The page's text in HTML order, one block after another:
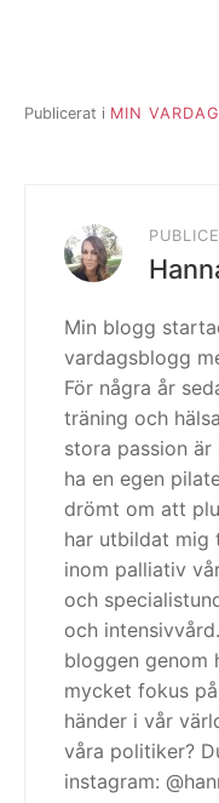
Publicerat i MIN VARDAG
Min blogg
vardagsblogg
För några år
träning och
stora passion
ha en egen
drömt om att
har utbildat mig
inom palliativ
och
och
bloggen genom
mycket fokus
händer i vår
våra politiker?
instagram: